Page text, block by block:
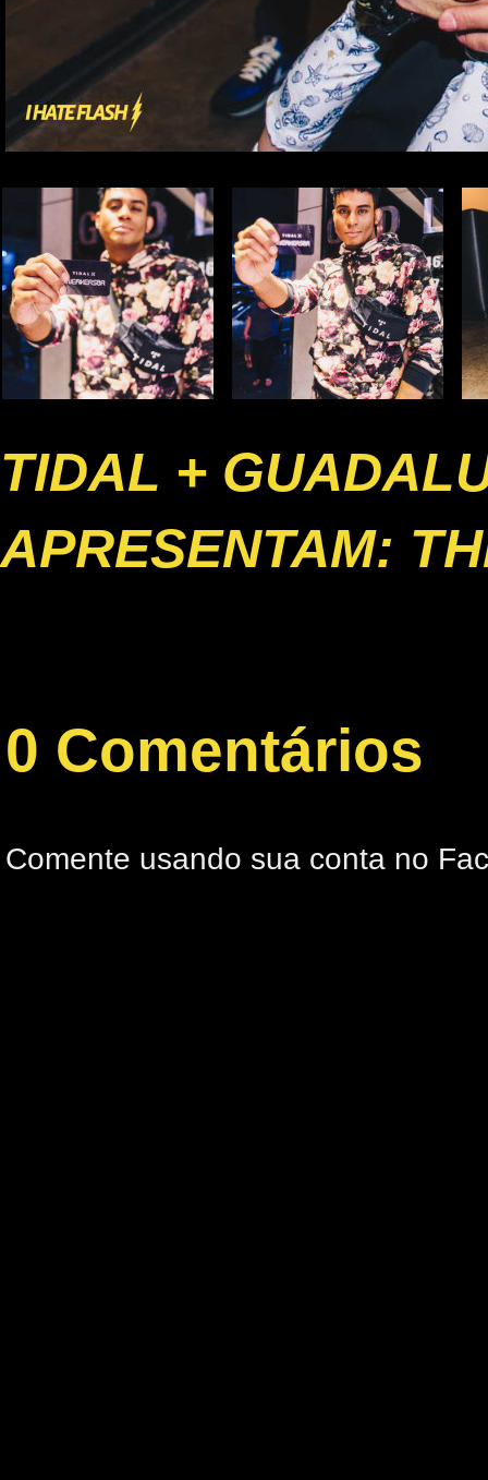
TIDAL +
APRESENTAM:
0 Comentários
Comente usando sua conta no